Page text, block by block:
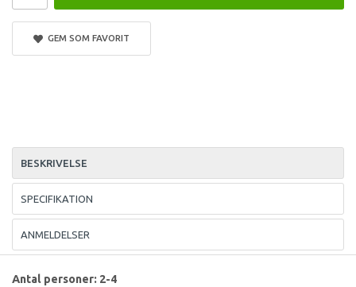
GEM SOM FAVORIT
BESKRIVELSE
SPECIFIKATION
ANMELDELSER
Antal personer: 2-4